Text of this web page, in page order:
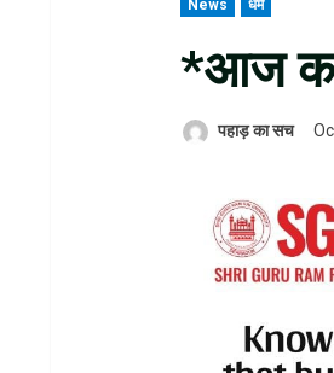
News धर्म
*आज का
पहाड़ का सच